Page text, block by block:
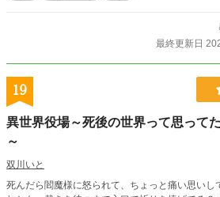
最終更新日
19
異世界役場～死後の世界って思って
～
双川いと
死んだら閻魔様に怒られて、ちょっと痛い思いして